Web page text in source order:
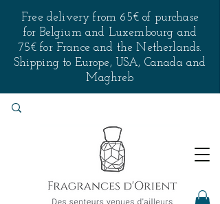
Free delivery from 65€ of purchase
for Belgium and Luxembourg and
75€ for France and the Netherlands.
Shipping to Europe, USA, Canada and
Maghreb